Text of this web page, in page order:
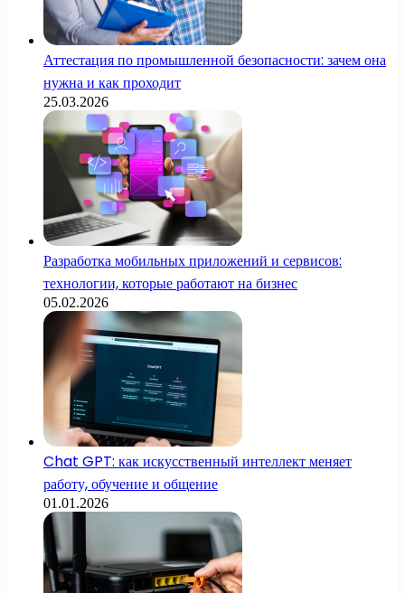
Аттестация по промышленной безопасности: зачем она
нужна и как проходит
25.03.2026
Разработка мобильных приложений и сервисов:
технологии, которые работают на бизнес
05.02.2026
Chat GPT: как искусственный интеллект меняет
работу, обучение и общение
01.01.2026